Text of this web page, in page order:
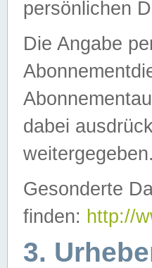
persönlichen
Die Angabe
dabei
weitergegeben.
Gesonderte
finden: http://
3.